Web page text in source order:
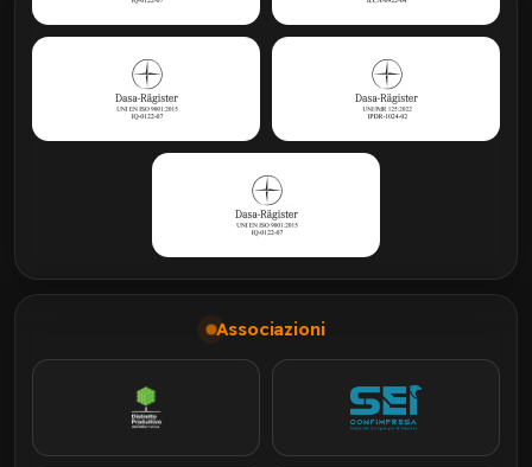
Associazioni